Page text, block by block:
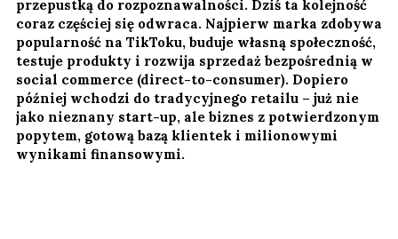
przepustką do rozpoznawalności. Dziś ta kolejność
coraz częściej się odwraca. Najpierw marka zdobywa
popularność na TikToku, buduje własną społeczność,
testuje produkty i rozwija sprzedaż bezpośrednią w
social commerce (direct-to-consumer). Dopiero
później wchodzi do tradycyjnego retailu – już nie
jako nieznany start-up, ale biznes z potwierdzonym
popytem, gotową bazą klientek i milionowymi
wynikami finansowymi.